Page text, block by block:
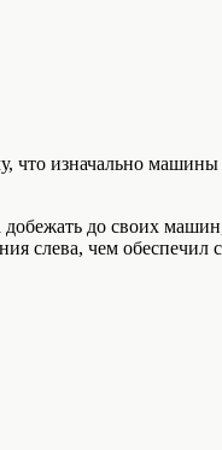
что изначально
до своих
слева, чем обеспечил